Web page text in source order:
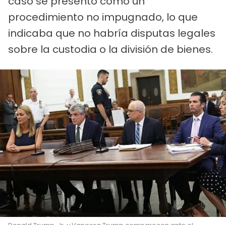
procedimiento no impugnado, lo que
indicaba que no habría disputas legales
sobre la custodia o la división de bienes.